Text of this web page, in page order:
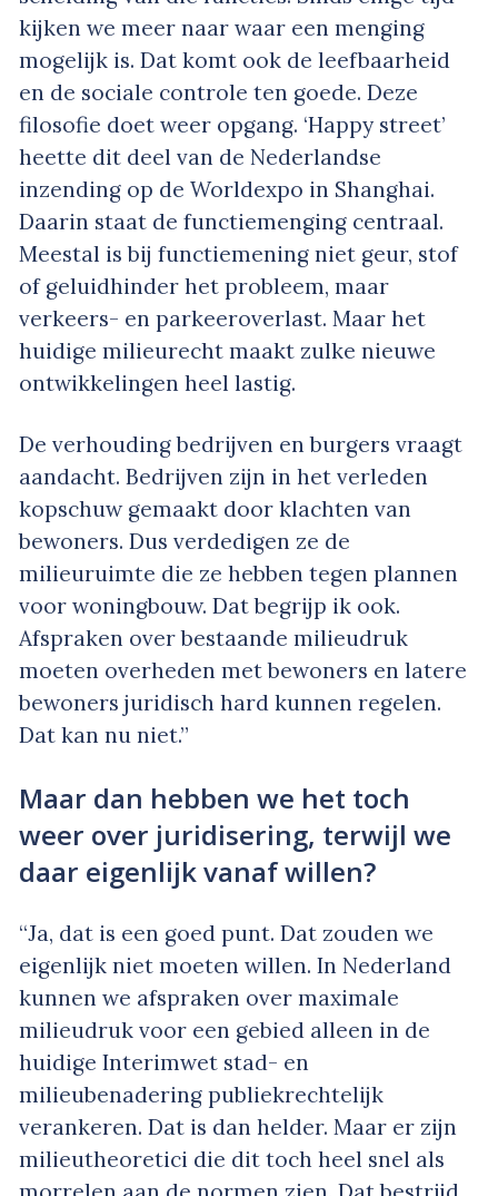
kijken we meer naar waar een menging
mogelijk is. Dat komt ook de leefbaarheid
en de sociale controle ten goede. Deze
filosofie doet weer opgang. ‘Happy street’
heette dit deel van de Nederlandse
inzending op de Worldexpo in Shanghai.
Daarin staat de functiemenging centraal.
Meestal is bij functiemening niet geur, stof
of geluidhinder het probleem, maar
verkeers- en parkeeroverlast. Maar het
huidige milieurecht maakt zulke nieuwe
ontwikkelingen heel lastig.
De verhouding bedrijven en burgers vraagt
aandacht. Bedrijven zijn in het verleden
kopschuw gemaakt door klachten van
bewoners. Dus verdedigen ze de
milieuruimte die ze hebben tegen plannen
voor woningbouw. Dat begrijp ik ook.
Afspraken over bestaande milieudruk
moeten overheden met bewoners en latere
bewoners juridisch hard kunnen regelen.
Dat kan nu niet.”
Maar dan hebben we het toch
weer over juridisering, terwijl we
daar eigenlijk vanaf willen?
“Ja, dat is een goed punt. Dat zouden we
eigenlijk niet moeten willen. In Nederland
kunnen we afspraken over maximale
milieudruk voor een gebied alleen in de
huidige Interimwet stad- en
milieubenadering publiekrechtelijk
verankeren. Dat is dan helder. Maar er zijn
milieutheoretici die dit toch heel snel als